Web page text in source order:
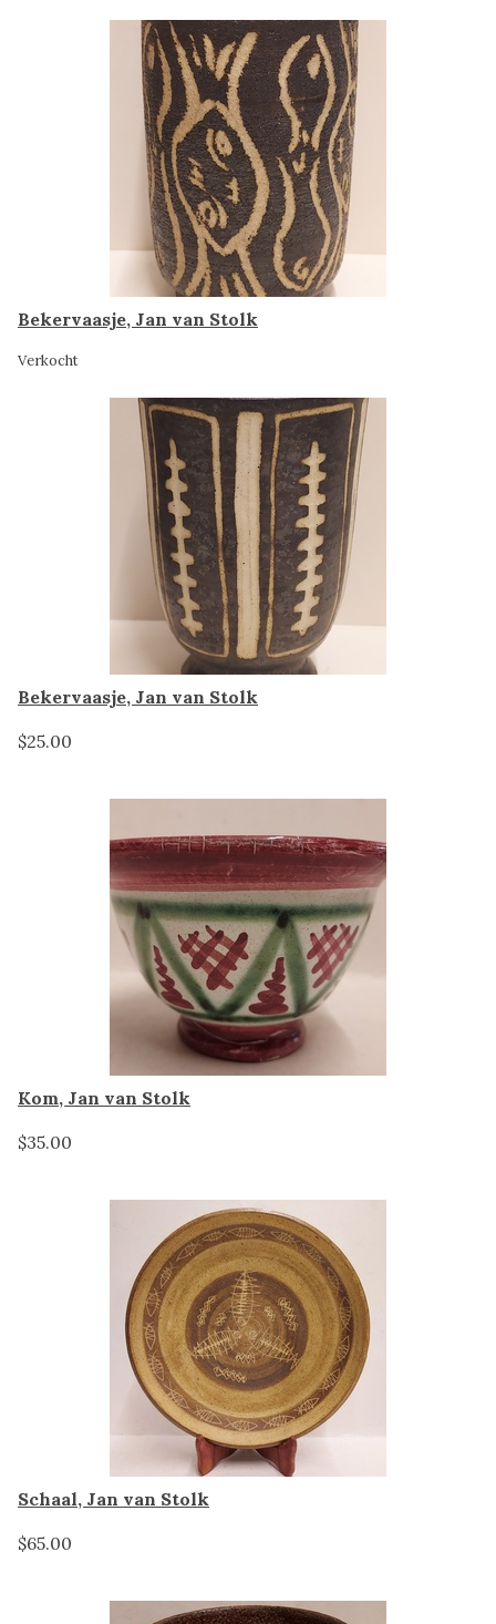
Bekervaasje, Jan van Stolk
Verkocht
Bekervaasje, Jan van Stolk
$25.00
Kom, Jan van Stolk
$35.00
Schaal, Jan van Stolk
$65.00